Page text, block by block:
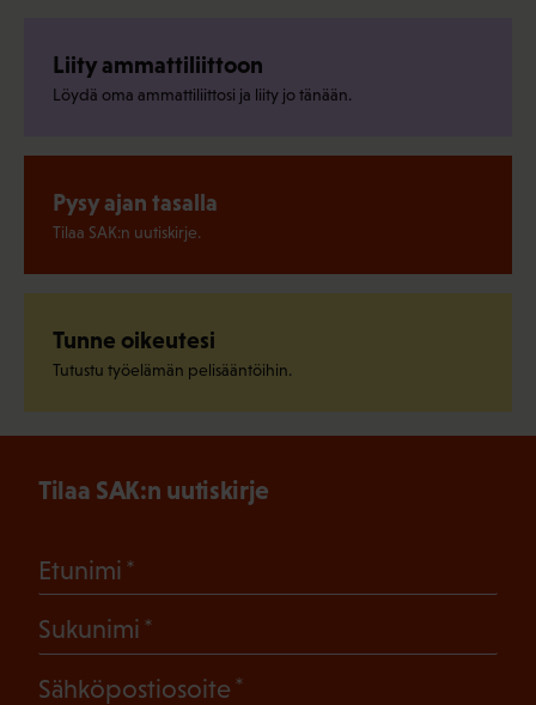
Liity ammattiliittoon
Löydä oma ammattiliittosi ja liity jo tänään.
Pysy ajan tasalla
Tilaa SAK:n uutiskirje.
Tunne oikeutesi
Tutustu työelämän pelisääntöihin.
Tilaa SAK:n uutiskirje
Etunimi
Sukunimi
Sähköpostiosoite